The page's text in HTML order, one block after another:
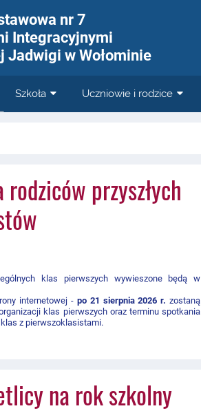
nr 7
Integracyjnymi
Jadwigi w Wołominie
Szkoła Uczniowie i rodzice
przyszłych
klas pierwszych wywieszone będą w
internetowej - po 21 sierpnia 2026 r.zostaną
klas pierwszych oraz terminu spotkania
z pierwszoklasistami.
na rok szkolny